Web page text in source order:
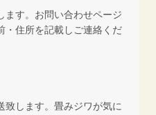
ます。お問い合わせページ
・住所を記載しご連絡くだ
致します。畳みジワが気に